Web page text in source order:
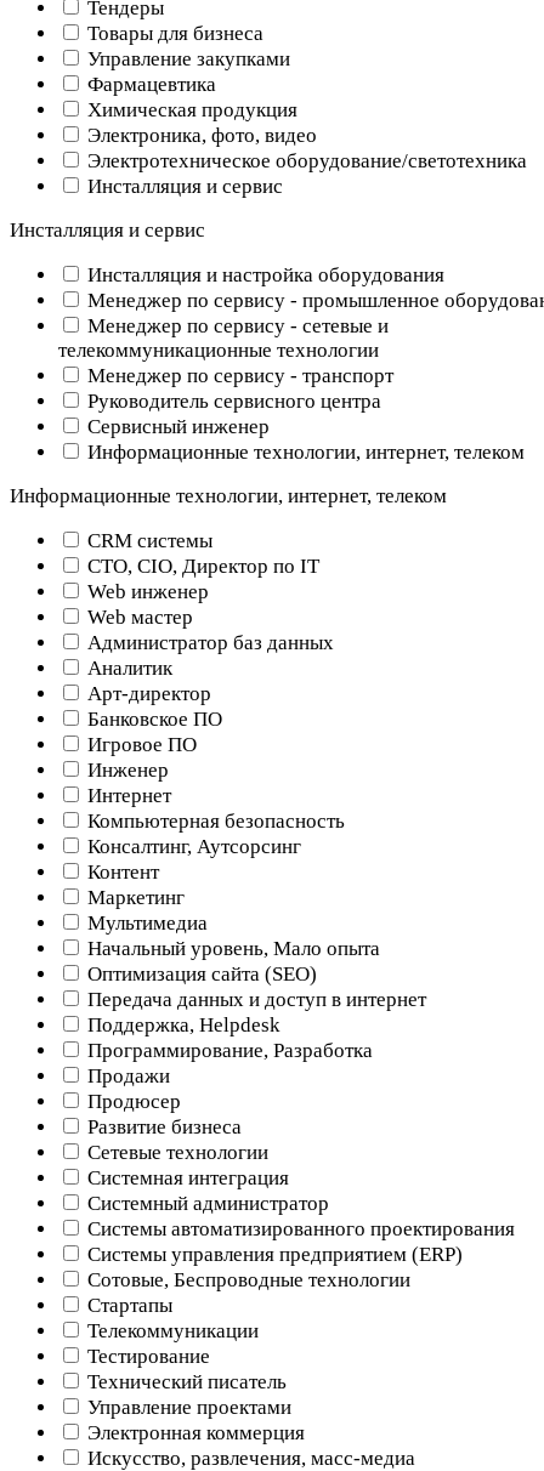
Тендеры
Товары для бизнеса
Управление закупками
Фармацевтика
Химическая продукция
Электроника, фото, видео
Электротехническое оборудование/светотехника
Инсталляция и сервис
Инсталляция и сервис
Инсталляция и настройка оборудования
Менеджер по сервису - промышленное
Менеджер по сервису - сетевые и
телекоммуникационные технологии
Менеджер по сервису - транспорт
Руководитель сервисного центра
Сервисный инженер
Информационные технологии, интернет, телеком
Информационные технологии, интернет, телеком
CRM системы
CTO, CIO, Директор по IT
Web инженер
Web мастер
Администратор баз данных
Аналитик
Арт-директор
Банковское ПО
Игровое ПО
Инженер
Интернет
Компьютерная безопасность
Консалтинг, Аутсорсинг
Контент
Маркетинг
Мультимедиа
Начальный уровень, Мало опыта
Оптимизация сайта (SEO)
Передача данных и доступ в интернет
Поддержка, Helpdesk
Программирование, Разработка
Продажи
Продюсер
Развитие бизнеса
Сетевые технологии
Системная интеграция
Системный администратор
Системы автоматизированного проектирования
Системы управления предприятием (ERP)
Сотовые, Беспроводные технологии
Стартапы
Телекоммуникации
Тестирование
Технический писатель
Управление проектами
Электронная коммерция
Искусство, развлечения, масс-медиа